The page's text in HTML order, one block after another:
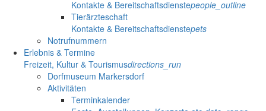
Kontakte & Bereitschaftsdienstepeople_outline
Tierärzteschaft
Kontakte & Bereitschaftsdienstepets
Notrufnummern
Erlebnis & Termine
Freizeit, Kultur & Tourismusdirections_run
Dorfmuseum Markersdorf
Aktivitäten
Terminkalender